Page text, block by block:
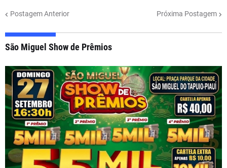
Postagem Anterior Próxima Postagem
São Miguel Show de Prêmios